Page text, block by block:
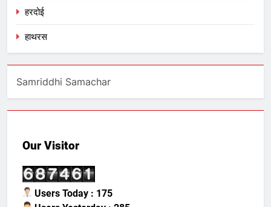
हरदोई
हाथरस
Samriddhi Samachar
Our Visitor
Users Today : 175